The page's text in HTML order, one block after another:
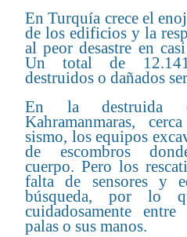
En Turquía crece el
de los edificios y la
al peor desastre en
Un total de
destruidos o dañados
En la destruida
Kahramanmaras,
sismo, los equipos
de escombros
cuerpo. Pero los
falta de sensores y
búsqueda, por lo
cuidadosamente
palas o sus manos.